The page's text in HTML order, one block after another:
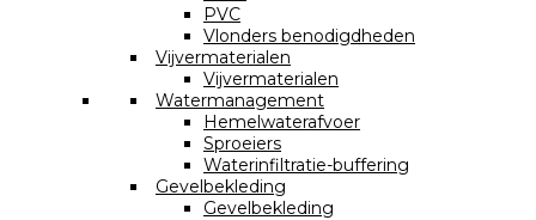
PVC
Vlonders benodigdheden
Vijvermaterialen
Vijvermaterialen
Watermanagement
Hemelwaterafvoer
Sproeiers
Waterinfiltratie-buffering
Gevelbekleding
Gevelbekleding